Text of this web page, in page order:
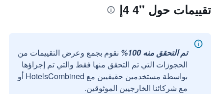
تقييمات حول ''4 4إ
تم التحقق منه 100%
نقوم بجمع وعرض التقييمات من
الحجوزات التي تم التحقق منها فقط والتي تم إجراؤها
بواسطة مستخدمين حقيقيين مع HotelsCombined أو
مع شركائنا الخارجيين الموثوقين.